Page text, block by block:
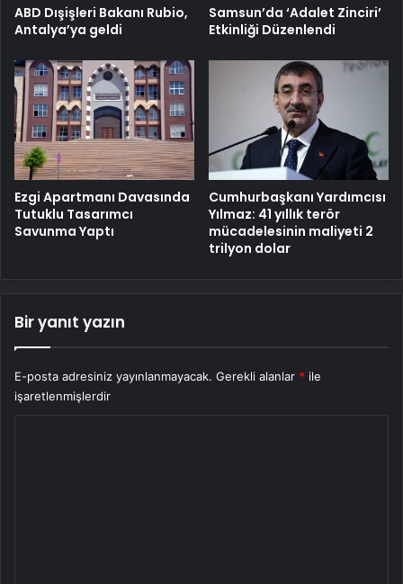
ABD Dışişleri Bakanı Rubio,
Antalya’ya geldi
Samsun’da ‘Adalet Zinciri’
Etkinliği Düzenlendi
Ezgi Apartmanı Davasında
Tutuklu Tasarımcı
Savunma Yaptı
Cumhurbaşkanı Yardımcısı
Yılmaz: 41 yıllık terör
mücadelesinin maliyeti 2
trilyon dolar
Bir yanıt yazın
E-posta adresiniz yayınlanmayacak. Gerekli alanlar * ile
işaretlenmişlerdir